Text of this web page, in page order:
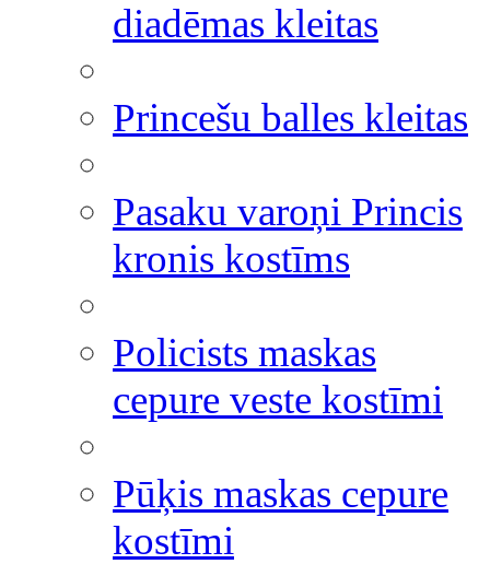
diadēmas kleitas
Princešu balles kleitas
Pasaku varoņi Princis
kronis kostīms
Policists maskas
cepure veste kostīmi
Pūķis maskas cepure
kostīmi